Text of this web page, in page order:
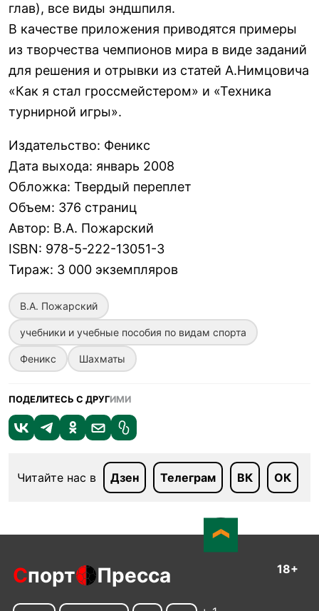
глав), все виды эндшпиля.
В качестве приложения приводятся примеры
из творчества чемпионов мира в виде заданий
для решения и отрывки из статей А.Нимцовича
«Как я стал гроссмейстером» и «Техника
турнирной игры».
Издательство: Феникс
Дата выхода: январь 2008
Обложка: Твердый переплет
Объем: 376 страниц
Автор: В.А. Пожарский
ISBN: 978-5-222-13051-3
Тираж: 3 000 экземпляров
В.А. Пожарский
учебники и учебные пособия по видам спорта
Феникс Шахматы
ПОДЕЛИТЕСЬ С ДРУГИМИ
Читайте нас в Дзен Телеграм ВК ОК
Спорт Пресса 18+